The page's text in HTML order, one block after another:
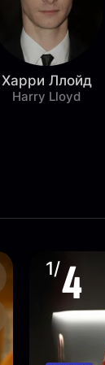
Харри Ллойд
Harry Lloyd
1/4